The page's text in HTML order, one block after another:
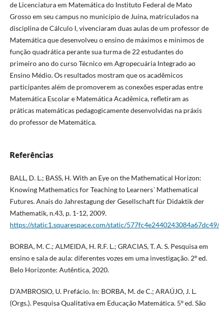
de Licenciatura em Matemática do Instituto Federal de Mato
Grosso em seu campus no município de Juína, matriculados na
disciplina de Cálculo I, vivenciaram duas aulas de um professor de
Matemática que desenvolveu o ensino de máximos e mínimos de
função quadrática perante sua turma de 22 estudantes do
primeiro ano do curso Técnico em Agropecuária Integrado ao
Ensino Médio. Os resultados mostram que os acadêmicos
participantes além de promoverem as conexões esperadas entre
Matemática Escolar e Matemática Acadêmica, refletiram as
práticas matemáticas pedagogicamente desenvolvidas na práxis
do professor de Matemática.
Referências
BALL, D. L.; BASS, H. With an Eye on the Mathematical Horizon:
Knowing Mathematics for Teaching to Learners´ Mathematical
Futures. Anais do Jahrestagung der Gesellschaft für Didaktik der
Mathematik, n.43, p. 1-12, 2009.
https://static1.squarespace.com/static/
BORBA, M. C.; ALMEIDA, H. R.F. L.; GRACIAS, T. A. S. Pesquisa em
ensino e sala de aula: diferentes vozes em uma investigação. 2º ed.
Belo Horizonte: Autêntica, 2020.
D’AMBROSIO, U. Prefácio. In: BORBA, M. de C.; ARAÚJO, J. L.
(Orgs.). Pesquisa Qualitativa em Educação Matemática. 5º ed. São